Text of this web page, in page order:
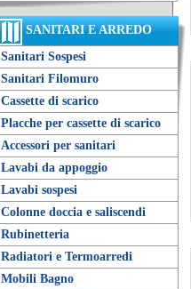
SANITARI E ARREDO
Sanitari Sospesi
Sanitari Filomuro
Cassette di scarico
Placche per cassette di scarico
Accessori per sanitari
Lavabi da appoggio
Lavabi sospesi
Colonne doccia e saliscendi
Rubinetteria
Radiatori e Termoarredi
Mobili Bagno